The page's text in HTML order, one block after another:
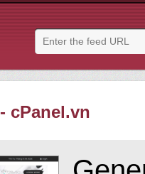
- cPanel.vn